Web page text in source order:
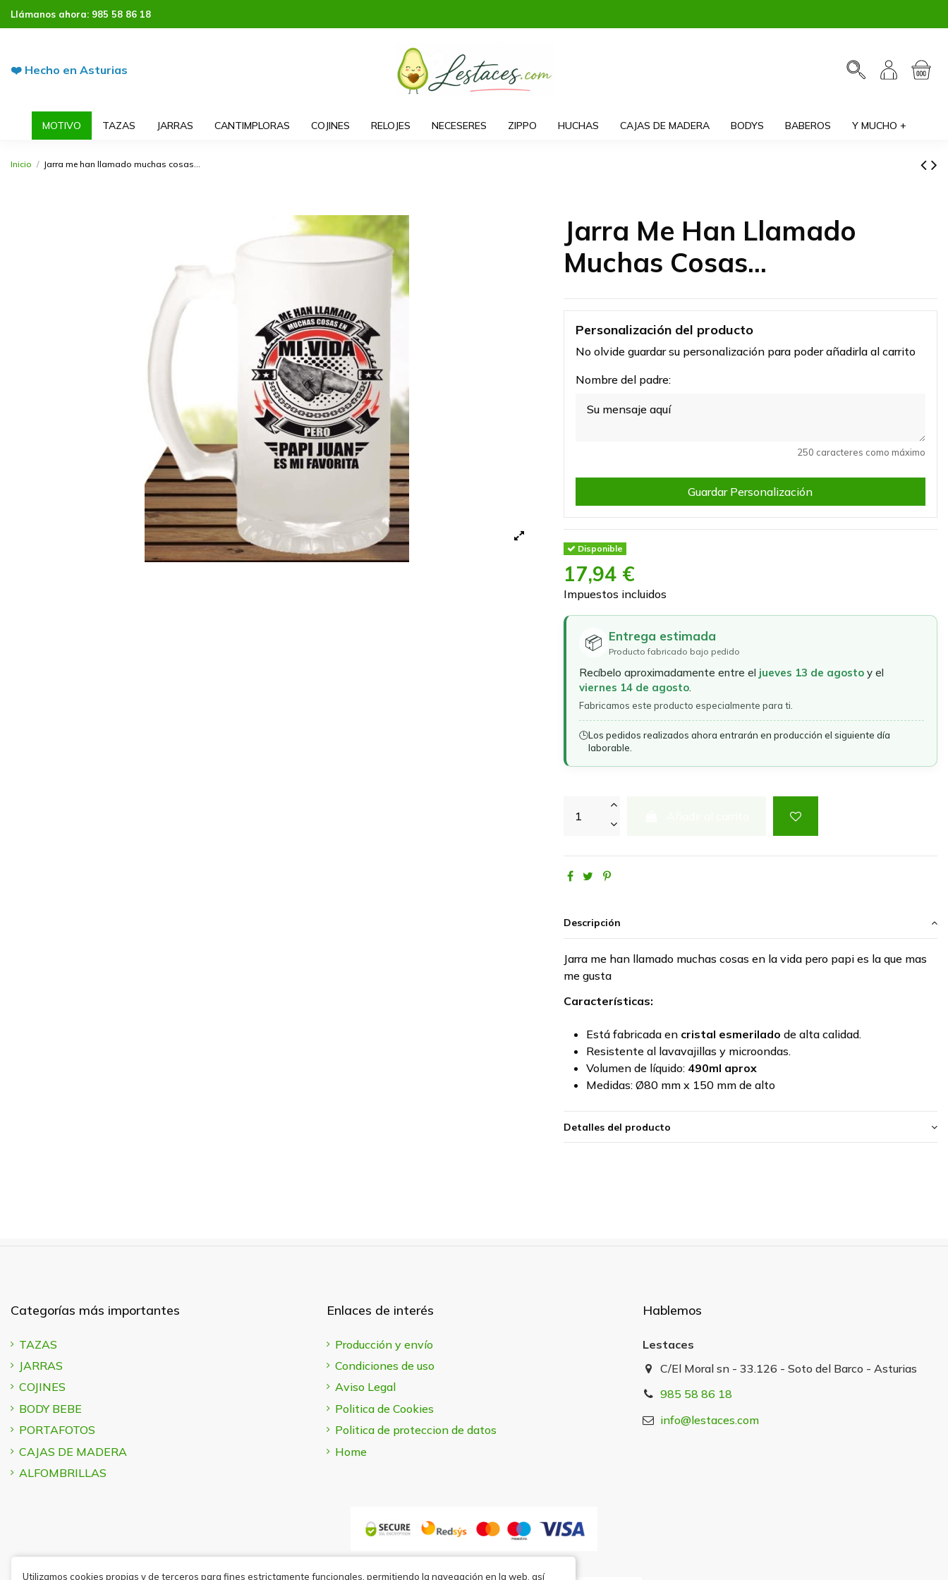
Llámanos ahora: 985 58 86 18
❤️ Hecho en Asturias
MOTIVO TAZAS JARRAS CANTIMPLORAS COJINES RELOJES NECESERES ZIPPO HUCHAS CAJAS DE MADERA BODYS BABEROS Y MUCHO +
Inicio Jarra me han llamado muchas cosas...
Jarra Me Han Llamado
Muchas Cosas...
Personalización del producto
No olvide guardar su personalización para poder añadirla al carrito
Nombre del padre:
250 caracteres como máximo
Guardar Personalización
Disponible
17,94 €
Impuestos incluidos
📦 Entrega estimada
Producto fabricado bajo pedido
Recíbelo aproximadamente entre el jueves 13 de agostoy el
viernes 14 de agosto.
Fabricamos este producto especialmente para ti.
🕒Los pedidos realizados ahora entrarán en producción el siguiente día
laborable.
Descripción
Jarra me han llamado muchas cosas en la vida pero papi es la que mas
me gusta
Características:
Está fabricada en cristal esmerilado de alta calidad.
Resistente al lavavajillas y microondas.
Volumen de líquido: 490ml aprox
Medidas: Ø80 mm x 150 mm de alto
Detalles del producto
Categorías más importantes
TAZAS
JARRAS
COJINES
BODY BEBE
PORTAFOTOS
CAJAS DE MADERA
ALFOMBRILLAS
Enlaces de interés
Producción y envío
Condiciones de uso
Aviso Legal
Politica de Cookies
Politica de proteccion de datos
Home
Hablemos
Lestaces
C/El Moral sn - 33.126 - Soto del Barco - Asturias
985 58 86 18
info@lestaces.com
Utilizamos cookies propias y de terceros para fines estrictamente funcionales, permitiendo la navegación en la web, así